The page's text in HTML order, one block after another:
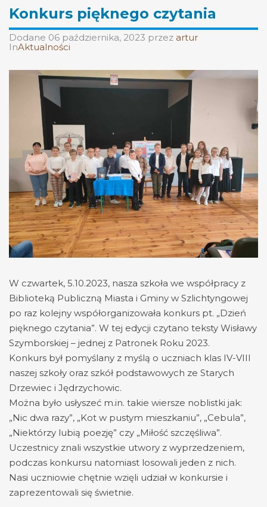
Konkurs pięknego czytania
Dodane 06 października, 2023 przez artur
InAktualności
W czwartek, 5.10.2023, nasza szkoła we współpracy z
Biblioteką Publiczną Miasta i Gminy w Szlichtyngowej
po raz kolejny współorganizowała konkurs pt. „Dzień
pięknego czytania”. W tej edycji czytano teksty Wisławy
Szymborskiej – jednej z Patronek Roku 2023.
Konkurs był pomyślany z myślą o uczniach klas IV-VIII
naszej szkoły oraz szkół podstawowych ze Starych
Drzewiec i Jędrzychowic.
Można było usłyszeć m.in. takie wiersze noblistki jak:
„Nic dwa razy”, „Kot w pustym mieszkaniu”, „Cebula”,
„Niektórzy lubią poezję” czy „Miłość szczęśliwa”.
Uczestnicy znali wszystkie utwory z wyprzedzeniem,
podczas konkursu natomiast losowali jeden z nich.
Nasi uczniowie chętnie wzięli udział w konkursie i
zaprezentowali się świetnie.